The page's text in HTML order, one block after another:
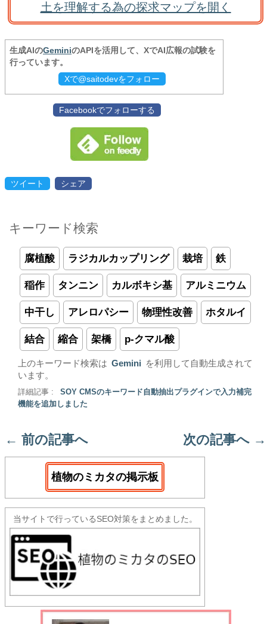
土を理解する為の探求マップを開く
生成AIのGeminiのAPIを活用して、XでAI広報の試験を
行っています。
Xで@saitodevをフォロー
Facebookでフォローする
ツイート シェア
キーワード検索
腐植酸 ラジカルカップリング 栽培 鉄
稲作 タンニン カルボキシ基 アルミニウム
中干し アレロパシー 物理性改善 ホタルイ
結合 縮合 架橋 p-クマル酸
上のキーワード検索は Gemini
を利用して自動生成されて
います。
詳細記事 :
SOY CMSのキーワード自動抽出プラグインで入力補完
機能を追加しました
← 前の記事へ 次の記事へ →
植物のミカタの掲示板
当サイトで行っているSEO対策をまとめました。